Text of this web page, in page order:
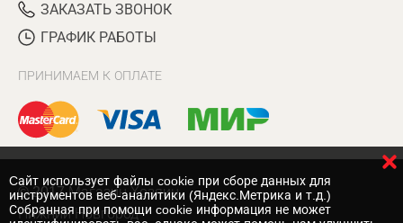
ЗАКАЗАТЬ ЗВОНОК
ГРАФИК РАБОТЫ
ПРИНИМАЕМ К ОПЛАТЕ
© 2017 Магазин Хозяин
Нижний Новгород
Cайт использует файлы cookie при сборе данных для
инструментов веб-аналитики (Яндекс.Метрика и т.д.)
Собранная при помощи cookie информация не может